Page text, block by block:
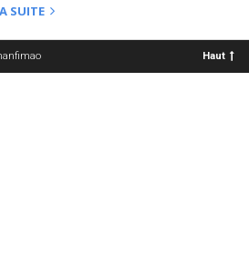
SUITE
Haut